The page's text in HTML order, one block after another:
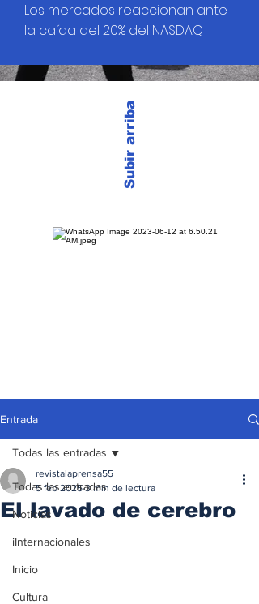
Subir arriba
Los mercados reaccionan ante
la caída del 20% del NASDAQ
Entrada
Todas las entradas
Noticias
iInternacionales
Inicio
Cultura
Todas las entradas
El lavado de cerebro
revistalaprensa55
5 feb 2025 3 min de lectura